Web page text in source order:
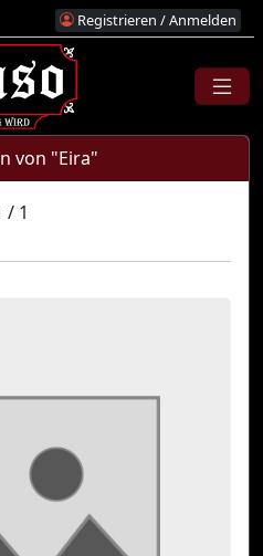
Registrieren / Anmelden
von "Eira"
/ 1